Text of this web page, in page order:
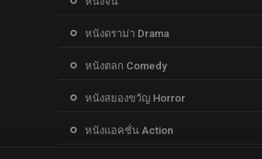
หนังดราม่า Drama
หนังตลก Comedy
หนังสยองขวัญ Horror
หนังแอคชั่น Action